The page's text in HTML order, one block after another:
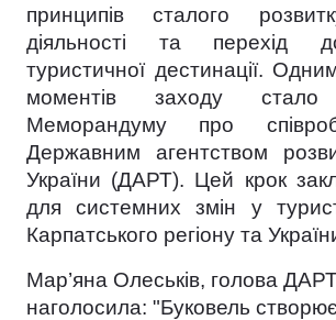
принципів сталого
діяльності та перехід
туристичної дестинації.
моментів заходу стало
Меморандуму про
Державним агентством
України (ДАРТ). Цей крок
для системних змін у
Карпатського регіону та
Мар’яна Олеськів, голова
наголосила: "Буковель